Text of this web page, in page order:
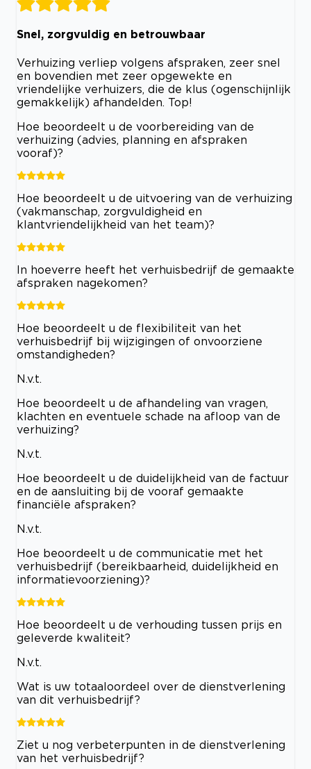
Snel, zorgvuldig en betrouwbaar
Verhuizing verliep volgens afspraken, zeer snel
en bovendien met zeer opgewekte en
vriendelijke verhuizers, die de klus (ogenschijnlijk
gemakkelijk) afhandelden. Top!
Hoe beoordeelt u de voorbereiding van de
verhuizing (advies, planning en afspraken
vooraf)?
Hoe beoordeelt u de uitvoering van de verhuizing
(vakmanschap, zorgvuldigheid en
klantvriendelijkheid van het team)?
In hoeverre heeft het verhuisbedrijf de gemaakte
afspraken nagekomen?
Hoe beoordeelt u de flexibiliteit van het
verhuisbedrijf bij wijzigingen of onvoorziene
omstandigheden?
N.v.t.
Hoe beoordeelt u de afhandeling van vragen,
klachten en eventuele schade na afloop van de
verhuizing?
N.v.t.
Hoe beoordeelt u de duidelijkheid van de factuur
en de aansluiting bij de vooraf gemaakte
financiële afspraken?
N.v.t.
Hoe beoordeelt u de communicatie met het
verhuisbedrijf (bereikbaarheid, duidelijkheid en
informatievoorziening)?
Hoe beoordeelt u de verhouding tussen prijs en
geleverde kwaliteit?
N.v.t.
Wat is uw totaaloordeel over de dienstverlening
van dit verhuisbedrijf?
Ziet u nog verbeterpunten in de dienstverlening
van het verhuisbedrijf?